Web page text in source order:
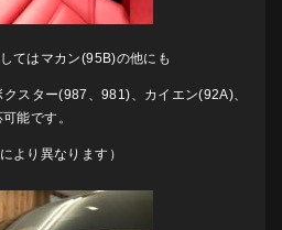
てはマカン(95B)の他にも
スター(987、981)、カイエン(92A)、
能です。
より異なります）